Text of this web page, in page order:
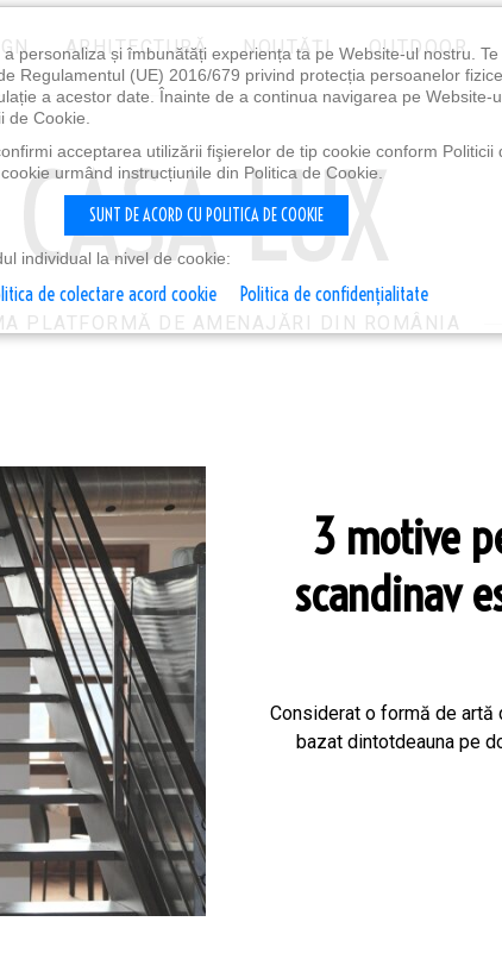
ARHITECTURĂ NOUTĂȚI OUTDOOR
PLATFORMĂ DE AMENAJĂRI DIN ROMÂNIA
3 motive
scandinav
Considerat o formă de
bazat dintotdeauna pe
personaliza și îmbunătăți experiența ta pe Website-ul nostru.
Regulamentul (UE) 2016/679 privind protecția persoanelor
a acestor date. Înainte de a continua navigarea pe Website-
de Cookie.
acceptarea utilizării fişierelor de tip cookie conform
urmând instrucțiunile din Politica de Cookie.
SUNT DE ACORD CU POLITICA DE COOKIE
individual la nivel de cookie:
de colectare acord cookie Politica de confidențialitate